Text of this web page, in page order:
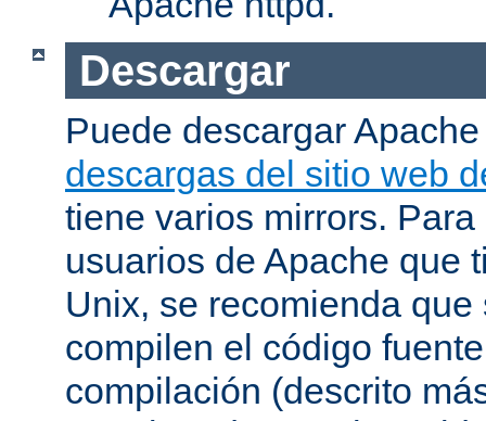
Descargar
Puede descargar
descargas del sitio web
tiene varios mirrors.
usuarios de Apache que
Unix, se recomienda
compilen el código
compilación (descrito